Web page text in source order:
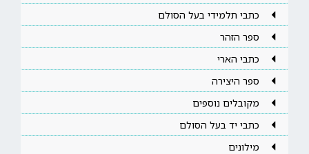
כתבי תלמידי בעל הסולם
ספר הזהר
כתבי הארי
ספר היצירה
מקובלים נוספים
כתבי יד בעל הסולם
מילונים